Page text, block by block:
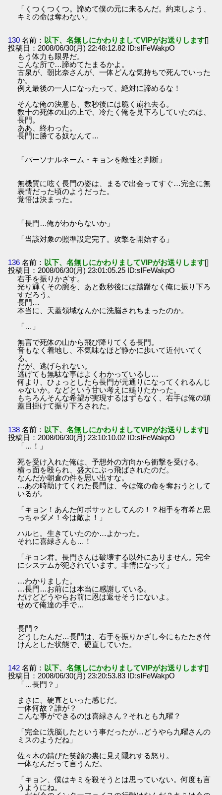
「くつくつくつ。諦めて僕の元に来るんだ。約束しよう、
キミの命は奪わない」
130 名前： 以下、名無しにかわりましてVIPがお送りします[]
投稿日：2008/06/30(月) 22:48:12.82 ID:slFeWakpO
もう体力も限界だ。
こんな所で…諦めてたまるかよ。
古泉が、朝比奈さんが、一体どんな気持ちで死んでいった
か。
例え最後の一人になったって、絶対に諦めるな！
そんな俺の決意も、数秒後には脆く崩れ去る。
数十の死体の山の上で、冷たく俺を見下ろしていたのは、
長門。
ああ、終わった。
長門に勝てる奴なんて…
「パーソナルネーム・キョンを敵性と判断」
無機質に呟く長門の姿は、まるで出会ってすぐ…完全に無
表情だった頃のようだった。
覚悟は決まった。
「長門…俺がわからないか」
「当該対象の照準設定完了。攻撃を開始する」
136 名前： 以下、名無しにかわりましてVIPがお送りします[]
投稿日：2008/06/30(月) 23:01:05.25 ID:slFeWakpO
右手を振りかざす。
光り輝くその腕を、あと数秒後には躊躇なく俺に振り下ろ
すだろう。
長門…
本当に、天蓋領域なんかに洗脳されちまったのか。
「…」
無言で死体の山から飛び降りてくる長門。
音もなく着地し、不気味なほど静かに歩いて近付いてく
る。
だが、逃げられない。
逃げても無駄な事はよくわかっているし…
何より、ひょっとしたら長門が元通りになってくれるんじ
ゃないか。などという甘い考えに縋りたかった。
もちろんそんな希望が実現するはずもなく、右手は俺の頭
蓋目掛けて振り下ろされた。
138 名前： 以下、名無しにかわりましてVIPがお送りします[]
投稿日：2008/06/30(月) 23:10:10.02 ID:slFeWakpO
「…！」
死を受け入れた俺は、予想外の方向から衝撃を受ける。
横っ面を殴られ、盛大にぶっ飛ばされたのだ。
なんだか朝倉の件を思い出すな。
…あの時助けてくれた長門は、今は俺の命を奪おうとして
いるが。
「キョン！あんた何ボサッとしてんの！？相手を有希と思
っちゃダメ！今は敵よ！」
ハルヒ。生きていたのか…よかった。
それに喜緑さんも…！
「キョン君。長門さんは破壊する以外にありません。完全
にシステムが犯されています。非情になって」
…わかりました。
…長門…お前には本当に感謝している。
だけどどうやらお前に恩は返せそうにないよ。
せめて俺達の手で…
長門？
どうしたんだ…長門は、右手を振りかざし今にもたたき付
けんとした状態で、硬直していた。
142 名前： 以下、名無しにかわりましてVIPがお送りします[]
投稿日：2008/06/30(月) 23:20:53.83 ID:slFeWakpO
「…長門？」
まさに、硬直といった感じだ。
一体何故？誰が？
こんな事ができるのは喜緑さん？それとも九曜？
「完全に洗脳したという事だったが…どうやら九曜さんの
ミスのようだね」
佐々木の錆びた笑顔の裏に見え隠れする怒り。
一体なんだって言うんだ。
「キョン、僕はキミを殺そうとは思っていない。何度も言
うようにね。